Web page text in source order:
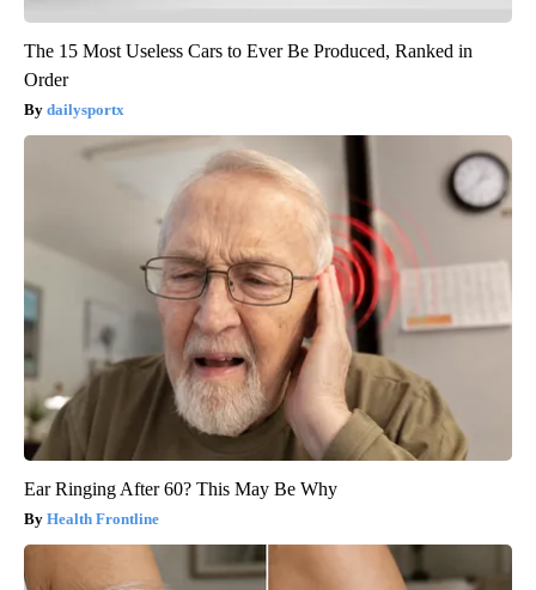
The 15 Most Useless Cars to Ever Be Produced, Ranked in
Order
dailysportx
Ear Ringing After 60? This May Be Why
Health Frontline